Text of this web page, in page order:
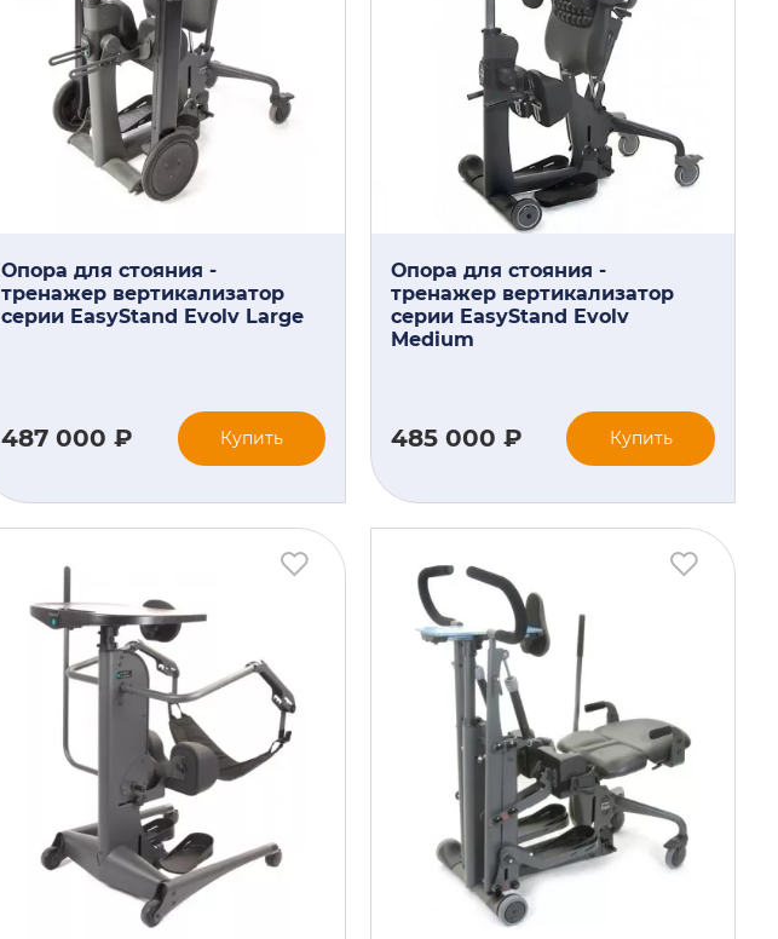
Опора для стояния -
тренажер вертикализатор
серии EasyStand Evolv Large
487 000 ₽ Купить
Опора для стояния -
тренажер вертикализатор
серии EasyStand Evolv
Medium
485 000 ₽ Купить